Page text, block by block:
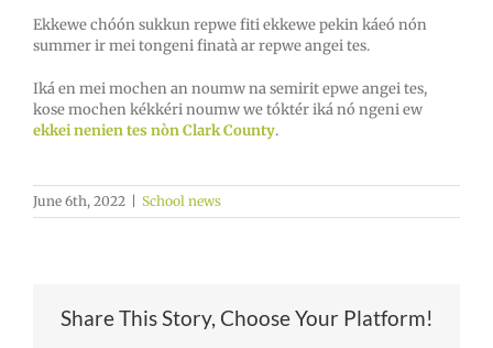
Ekkewe chóón sukkun repwe fiti ekkewe pekin káeó nón
summer ir mei tongeni finatà ar repwe angei tes.
Iká en mei mochen an noumw na semirit epwe angei tes,
kose mochen kékkéri noumw we tóktér iká nó ngeni ew
ekkei nenien tes nòn Clark County.
June 6th, 2022 | School news
Share This Story, Choose Your Platform!